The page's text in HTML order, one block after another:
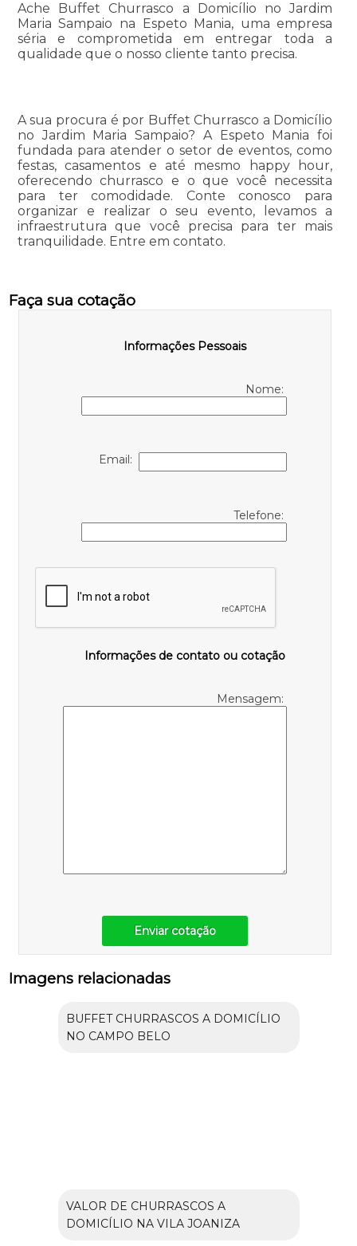
Ache Buffet Churrasco a Domicílio no Jardim
Maria Sampaio na Espeto Mania, uma empresa
séria e comprometida em entregar toda a
qualidade que o nosso cliente tanto precisa.
A sua procura é por Buffet Churrasco a Domicílio
no Jardim Maria Sampaio? A Espeto Mania foi
fundada para atender o setor de eventos, como
festas, casamentos e até mesmo happy hour,
oferecendo churrasco e o que você necessita
para ter comodidade. Conte conosco para
organizar e realizar o seu evento, levamos a
infraestrutura que você precisa para ter mais
tranquilidade. Entre em contato.
Faça sua cotação
Informações Pessoais
Nome:
Email:
Telefone:
Informações de contato ou cotação
Mensagem:
Enviar cotação
Imagens relacionadas
BUFFET CHURRASCOS A DOMICÍLIO
NO CAMPO BELO
VALOR DE CHURRASCOS A
DOMICÍLIO NA VILA JOANIZA